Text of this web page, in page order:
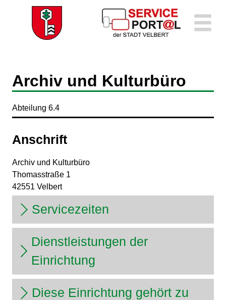
Zum Hauptinhalt springen
Zum Header
Zum Hauptinhalt
Zum Footer
Archiv und Kulturbüro
Kurzbezeichnung
Abteilung 6.4
Anschrift
Archiv und Kulturbüro
Thomasstraße 1
42551 Velbert
Servicezeiten
Dienstleistungen der
Einrichtung
Diese Einrichtung gehört zu